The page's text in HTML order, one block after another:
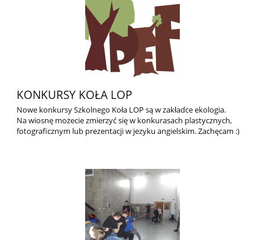
KONKURSY KOŁA LOP
Nowe konkursy Szkolnego Koła LOP są w zakładce ekologia.
Na wiosnę możecie zmierzyć się w konkurasach plastycznych,
fotograficznym lub prezentacji w jezyku angielskim. Zachęcam :)